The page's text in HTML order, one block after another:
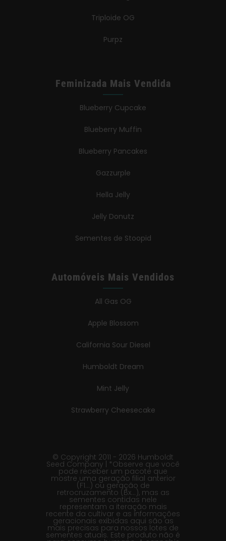
Triploide OG
Purpz
Feminizada Mais Vendida
Blueberry Cupcake
Blueberry Muffin
Blueberry Pancakes
Gazzurple
Hella Jelly
Jelly Donutz
Sementes de Stoopid
Automóveis Mais Vendidos
All Gas OG
Apple Blossom
California Sour Diesel
Humboldt Dream
Mint Jelly
Strawberry Cheesecake
© Copyright 2011 - 2026 Humboldt
Seed Company | *Observe que você
pode receber um pacote que
mostre uma geração filial anterior
(F1…) ou geração de
retrocruzamento (Bx…), mas as
sementes contidas nele
representam a iteração mais
recente da cultivar e as informações
geracionais exibidas aqui são as
mais precisas para nossos lotes de
sementes atuais. Este produto não é